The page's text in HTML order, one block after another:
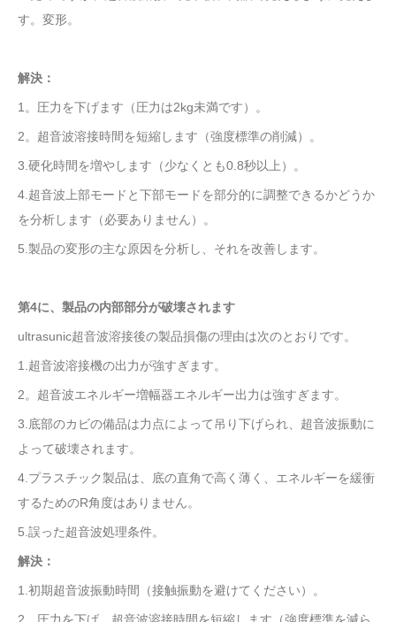
す。変形。
解決：
1。圧力を下げます（圧力は2kg未満です）。
2。超音波溶接時間を短縮します（強度標準の削減）。
3.硬化時間を増やします（少なくとも0.8秒以上）。
4.超音波上部モードと下部モードを部分的に調整できるかどうか
を分析します（必要ありません）。
5.製品の変形の主な原因を分析し、それを改善します。
第4に、製品の内部部分が破壊されます
ultrasunic超音波溶接後の製品損傷の理由は次のとおりです。
1.超音波溶接機の出力が強すぎます。
2。超音波エネルギー増幅器エネルギー出力は強すぎます。
3.底部のカビの備品は力点によって吊り下げられ、超音波振動に
よって破壊されます。
4.プラスチック製品は、底の直角で高く薄く、エネルギーを緩衝
するためのR角度はありません。
5.誤った超音波処理条件。
解決：
1.初期超音波振動時間（接触振動を避けてください）。